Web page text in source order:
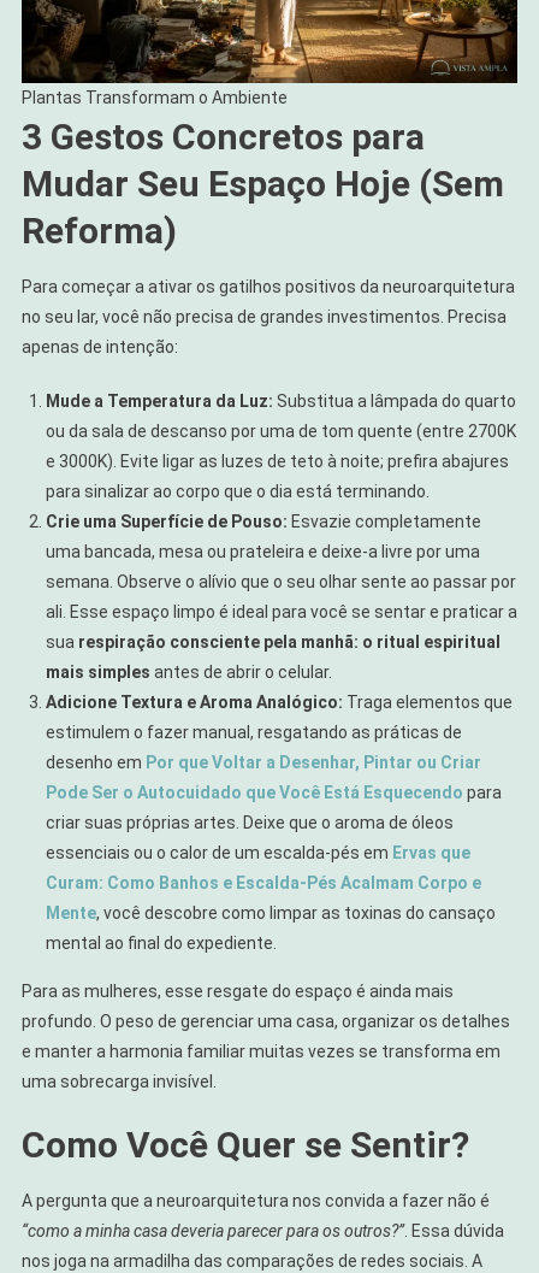
Plantas Transformam o Ambiente
3 Gestos Concretos para
Mudar Seu Espaço Hoje (Sem
Reforma)
Para começar a ativar os gatilhos positivos da neuroarquitetura
no seu lar, você não precisa de grandes investimentos. Precisa
apenas de intenção:
Mude a Temperatura da Luz: Substitua a lâmpada do quarto
ou da sala de descanso por uma de tom quente (entre 2700K
e 3000K). Evite ligar as luzes de teto à noite; prefira abajures
para sinalizar ao corpo que o dia está terminando.
Crie uma Superfície de Pouso: Esvazie completamente
uma bancada, mesa ou prateleira e deixe-a livre por uma
semana. Observe o alívio que o seu olhar sente ao passar por
ali. Esse espaço limpo é ideal para você se sentar e praticar a
sua respiração consciente pela manhã: o ritual espiritual
mais simples antes de abrir o celular.
Adicione Textura e Aroma Analógico: Traga elementos que
estimulem o fazer manual, resgatando as práticas de
desenho em Por que Voltar a Desenhar, Pintar ou Criar
Pode Ser o Autocuidado que Você Está Esquecendo para
criar suas próprias artes. Deixe que o aroma de óleos
essenciais ou o calor de um escalda-pés em Ervas que
Curam: Como Banhos e Escalda-Pés Acalmam Corpo e
Mente, você descobre como limpar as toxinas do cansaço
mental ao final do expediente.
Para as mulheres, esse resgate do espaço é ainda mais
profundo. O peso de gerenciar uma casa, organizar os detalhes
e manter a harmonia familiar muitas vezes se transforma em
uma sobrecarga invisível.
Como Você Quer se Sentir?
A pergunta que a neuroarquitetura nos convida a fazer não é
“como a minha casa deveria parecer para os outros?”. Essa dúvida
nos joga na armadilha das comparações de redes sociais. A